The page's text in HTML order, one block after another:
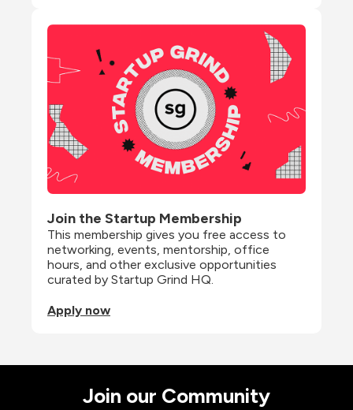
Join the Startup Membership
This membership gives you free access to
networking, events, mentorship, office
hours, and other exclusive opportunities
curated by Startup Grind HQ.
Apply now
Join our Community